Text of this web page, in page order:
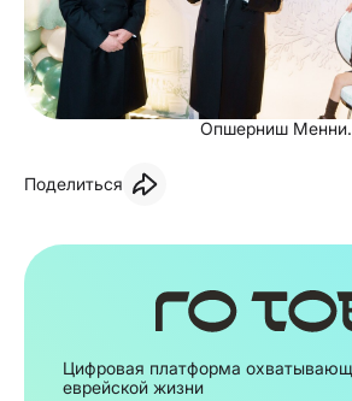
Опшерниш Менни.
Поделиться
Цифровая платформа
еврейской жизни